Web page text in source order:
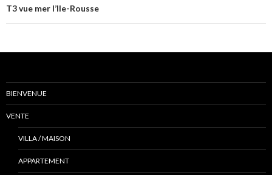
articles
T3 vue mer l’Ile-Rousse
BIENVENUE
VENTE
VILLA / MAISON
APPARTEMENT